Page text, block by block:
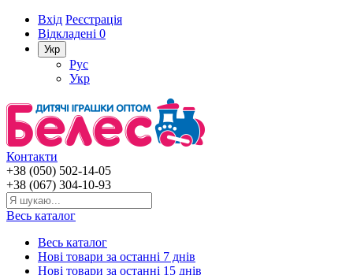
Вхід Реєстрація
Відкладені 0
Укр
Рус
Укр
Контакти
+38 (050) 502-14-05
+38 (067) 304-10-93
Весь каталог
Весь каталог
Нові товари за останнi 7 днiв
Нові товари за останнi 15 днiв